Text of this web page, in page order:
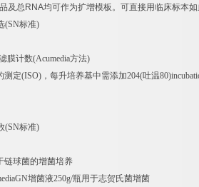
及总 RNA均可作为扩增模板。可直接用临床标本
(SN标准)
膜计数(Acumedia方法)
测定(ISO) ，每升培养基中需添加204(吐温
(SN标准)
链球菌的增菌培养
增菌液250g/瓶用于志贺氏菌增菌